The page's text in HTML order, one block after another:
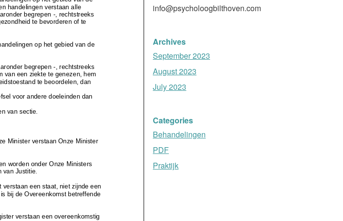
info@psycholoogbilthoven.com
Archives
September 2023
August 2023
July 2023
Categories
Behandelingen
PDF
Praktijk